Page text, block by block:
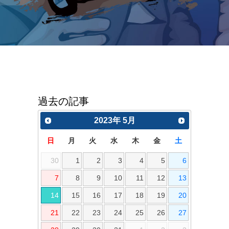
過去の記事
2023年 5月
日 月 火 水 木 金 土
30 1 2 3 4 5 6
7 8 9 10 11 12 13
14 15 16 17 18 19 20
21 22 23 24 25 26 27